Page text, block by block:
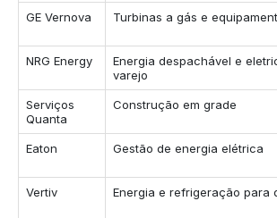
GE Vernova Turbinas a gás e
NRG Energy
Energia despachável e
varejo
Serviços
Quanta
Construção em grade
Eaton Gestão de energia elétrica
Vertiv Energia e refrigeração para